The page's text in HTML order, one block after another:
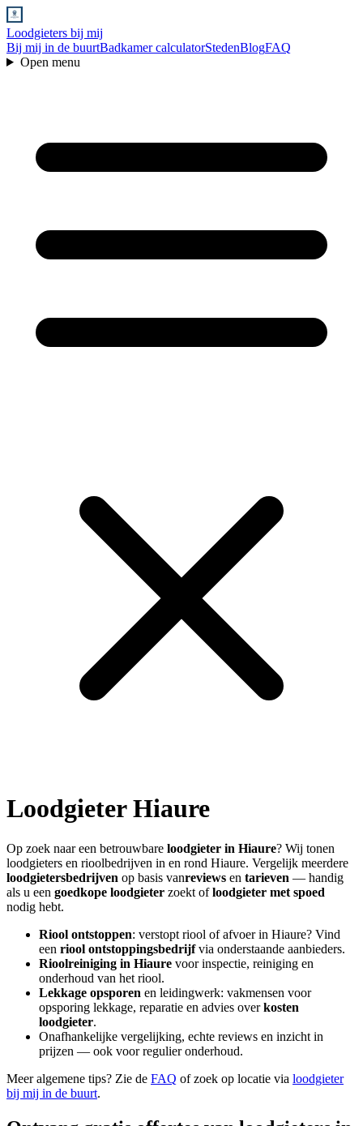
Loodgieters bij mij
Bij mij in de buurtBadkamer calculatorStedenBlogFAQ
Open menu
LoodgieterHiaure
Op zoek naar een betrouwbare loodgieter in Hiaure? Wij tonen
loodgieters en rioolbedrijven in en rond Hiaure. Vergelijk meerdere
loodgietersbedrijven op basis vanreviews en tarieven — handig
als u een goedkope loodgieter zoekt ofloodgieter met spoed
nodig hebt.
Riool ontstoppen: verstopt riool of afvoer in Hiaure? Vind
een riool ontstoppingsbedrijfvia onderstaande aanbieders.
Rioolreiniging in Hiaure voor inspectie, reiniging en
onderhoud van het riool.
Lekkage opsporen en leidingwerk: vakmensen voor
opsporing lekkage, reparatie en advies overkosten
loodgieter.
Onafhankelijke vergelijking, echte reviews en inzicht in
prijzen — ook voor regulier onderhoud.
Meer algemene tips? Zie de FAQ of zoek op locatie via loodgieter
bij mij in de buurt.